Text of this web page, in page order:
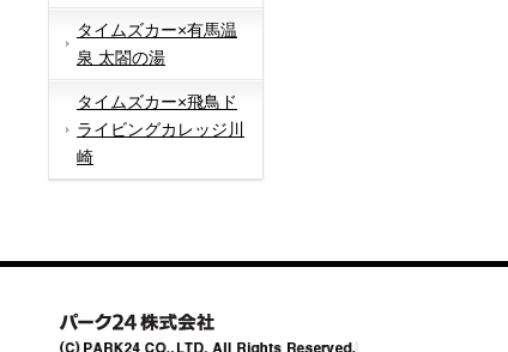
タイムズカー×有馬温
泉 太閤の湯
タイムズカー×飛鳥ド
ライビングカレッジ川
崎